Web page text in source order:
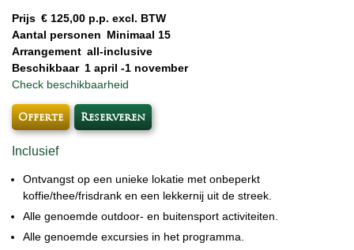
Prijs € 125,00 p.p. excl. BTW
Aantal personen Minimaal 15
Arrangement all-inclusive
Beschikbaar 1 april -1 november
Check beschikbaarheid
Offerte Reserveren
Inclusief
Ontvangst op een unieke lokatie met onbeperkt
koffie/thee/frisdrank en een lekkernij uit de streek.
Alle genoemde outdoor- en buitensport activiteiten.
Alle genoemde excursies in het programma.